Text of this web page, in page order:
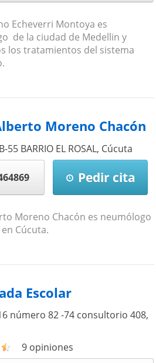
Echeverri Montoya es
de la ciudad de Medellin y
los tratamientos del sistema
Moreno Chacón
55 BARRIO EL ROSAL, Cúcuta
Pedir cita
Moreno Chacón es neumólogo
Cúcuta.
Escolar
número 82 -74 consultorio 408,
9 opiniones